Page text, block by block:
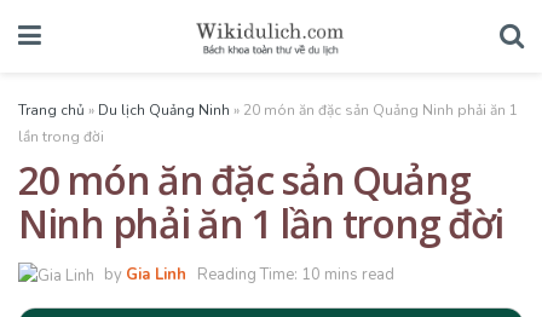
Trang chủ » Du lịch Quảng Ninh » 20 món ăn đặc sản Quảng Ninh phải ăn 1
lần trong đời
20 món ăn đặc sản Quảng
Ninh phải ăn 1 lần trong đời
by Gia Linh Reading Time: 10 mins read